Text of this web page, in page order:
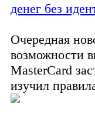
денег без
Очередная
возможности
MasterCard
изучил